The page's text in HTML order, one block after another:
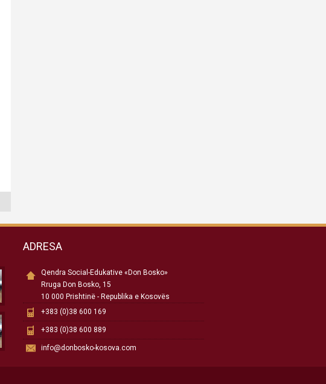
ADRESA
Qendra Social-Edukative «Don Bosko»
Rruga Don Bosko, 15
10 000 Prishtinë - Republika e Kosovës
+383 (0)38 600 169
+383 (0)38 600 889
info@donbosko-kosova.com